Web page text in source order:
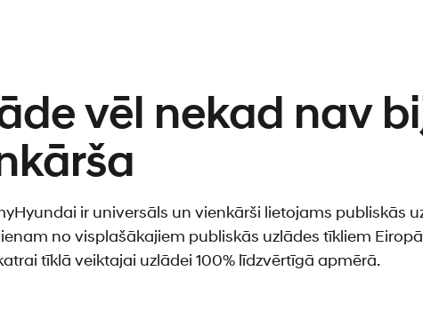
vēl nekad nav
ir universāls un vienkārši lietojams publiskās
no visplašākajiem publiskās uzlādes tīkliem
tīklā veiktajai uzlādei 100% līdzvērtīgā apmērā.